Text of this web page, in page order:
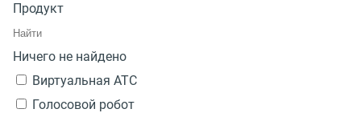
Продукт
Ничего не найдено
Виртуальная АТС
Голосовой робот